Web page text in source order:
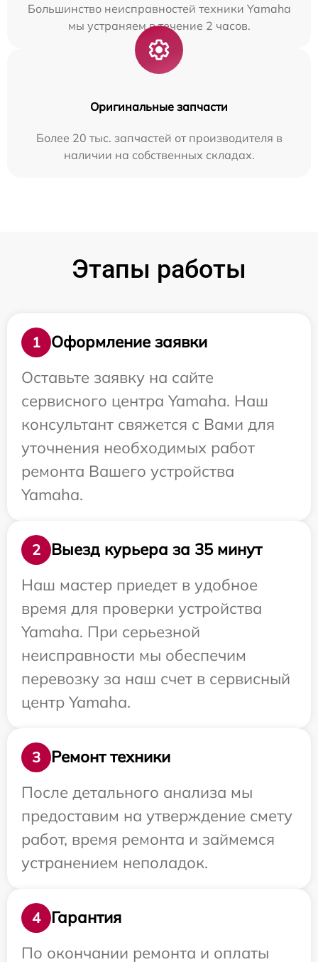
Большинство неисправностей техники Yamaha
мы устраняем в течение 2 часов.
Оригинальные запчасти
Более 20 тыс. запчастей от производителя в
наличии на собственных складах.
Этапы работы
1
Оформление заявки
Оставьте заявку на сайте
сервисного центра Yamaha. Наш
консультант свяжется с Вами для
уточнения необходимых работ
ремонта Вашего устройства
Yamaha.
2
Выезд курьера за 35 минут
Наш мастер приедет в удобное
время для проверки устройства
Yamaha. При серьезной
неисправности мы обеспечим
перевозку за наш счет в сервисный
центр Yamaha.
3
Ремонт техники
После детального анализа мы
предоставим на утверждение смету
работ, время ремонта и займемся
устранением неполадок.
4
Гарантия
По окончании ремонта и оплаты